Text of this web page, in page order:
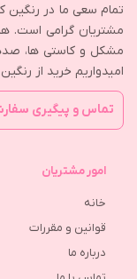
تمام سعی ما در رنگین
مشتریان گرامی است.
مشکل و کاستی ها،
امیدواریم خرید از
تماس و پیگیری سفارشات:
امور مشتریان
خانه
قوانین و مقررات
درباره ما